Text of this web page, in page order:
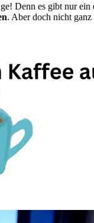
Denn es gibt nur
. Aber doch nicht